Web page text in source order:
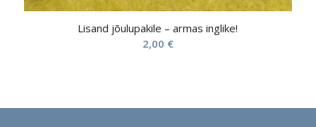
Lisand jõulupakile – armas inglike!
2,00 €